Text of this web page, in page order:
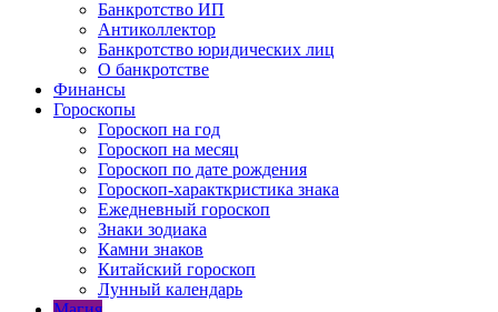
Банкротство ИП
Антиколлектор
Банкротство юридических лиц
О банкротстве
Финансы
Гороскопы
Гороскоп на год
Гороскоп на месяц
Гороскоп по дате рождения
Гороскоп-характкристика знака
Ежедневный гороскоп
Знаки зодиака
Камни знаков
Китайский гороскоп
Лунный календарь